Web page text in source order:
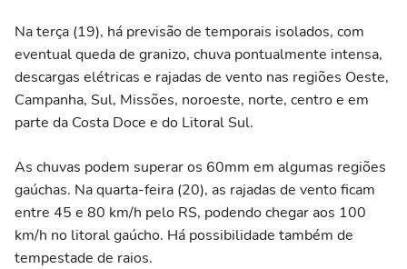
Na terça (19), há previsão de temporais isolados, com
eventual queda de granizo, chuva pontualmente intensa,
descargas elétricas e rajadas de vento nas regiões Oeste,
Campanha, Sul, Missões, noroeste, norte, centro e em
parte da Costa Doce e do Litoral Sul.
As chuvas podem superar os 60mm em algumas regiões
gaúchas. Na quarta-feira (20), as rajadas de vento ficam
entre 45 e 80 km/h pelo RS, podendo chegar aos 100
km/h no litoral gaúcho. Há possibilidade também de
tempestade de raios.